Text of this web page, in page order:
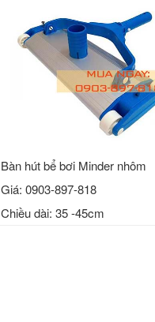
Bàn hút bể bơi Minder nhôm
Giá: 0903-897-818
Chiều dài: 35 -45cm